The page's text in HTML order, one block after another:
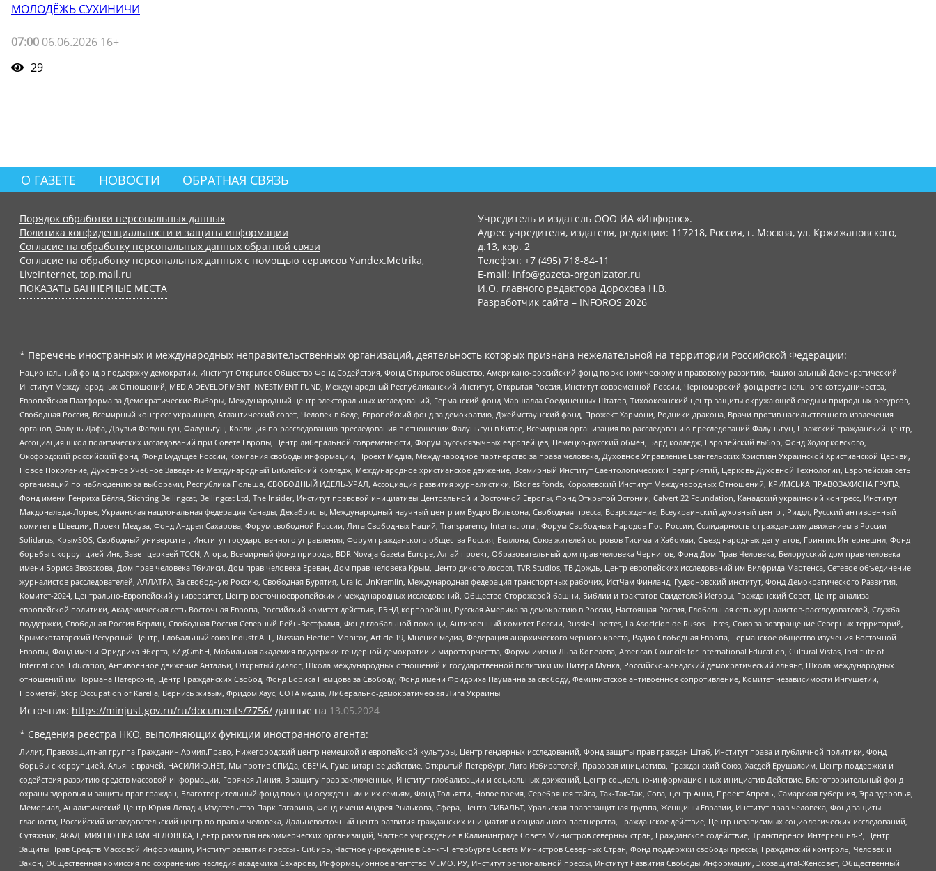
МОЛОДЁЖЬ СУХИНИЧИ
07:00 06.06.2026 16+
29
О ГАЗЕТЕ НОВОСТИ ОБРАТНАЯ СВЯЗЬ
Порядок обработки персональных данных
Политика конфиденциальности и защиты информации
Согласие на обработку персональных данных обратной связи
Согласие на обработку персональных данных с помощью сервисов Yandex.Metrika,
LiveInternet, top.mail.ru
ПОКАЗАТЬ БАННЕРНЫЕ МЕСТА
Учредитель и издатель ООО ИА «Инфорос».
Адрес учредителя, издателя, редакции: 117218, Россия, г. Москва, ул. Кржижановского,
д.13, кор. 2
Телефон: +7 (495) 718-84-11
E-mail: info@gazeta-organizator.ru
И.О. главного редактора Дорохова Н.В.
Разработчик сайта – INFOROS 2026
* Перечень иностранных и международных неправительственных организаций, деятельность которых признана нежелательной на территории Российской Федерации:
Национальный фонд в поддержку демократии, Институт Открытое Общество Фонд Содействия, Фонд Открытое общество, Американо-российский фонд по экономическому и правовому развитию, Национальный Демократический
Институт Международных Отношений, MEDIA DEVELOPMENT INVESTMENT FUND, Международный Республиканский Институт, Открытая Россия, Институт современной России, Черноморский фонд регионального сотрудничества,
Европейская Платформа за Демократические Выборы, Международный центр электоральных исследований, Германский фонд Маршалла Соединенных Штатов, Тихоокеанский центр защиты окружающей среды и природных ресурсов,
Свободная Россия, Всемирный конгресс украинцев, Атлантический совет, Человек в беде, Европейский фонд за демократию, Джеймстаунский фонд, Прожект Хармони, Родники дракона, Врачи против насильственного извлечения
органов, Фалунь Дафа, Друзья Фалуньгун, Фалуньгун, Коалиция по расследованию преследования в отношении Фалуньгун в Китае, Всемирная организация по расследованию преследований Фалуньгун, Пражский гражданский центр,
Ассоциация школ политических исследований при Совете Европы, Центр либеральной современности, Форум русскоязычных европейцев, Немецко-русский обмен, Бард колледж, Европейский выбор, Фонд Ходорковского,
Оксфордский российский фонд, Фонд Будущее России, Компания свободы информации, Проект Медиа, Международное партнерство за права человека, Духовное Управление Евангельских Христиан Украинской Христианской Церкви,
Новое Поколение, Духовное Учебное Заведение Международный Библейский Колледж, Международное христианское движение, Всемирный Институт Саентологических Предприятий, Церковь Духовной Технологии, Европейская сеть
организаций по наблюдению за выборами, Республика Польша, СВОБОДНЫЙ ИДЕЛЬ-УРАЛ, Ассоциация развития журналистики, IStories fonds, Королевский Институт Международных Отношений, КРИМСЬКА ПРАВОЗАХИСНА ГРУПА,
Фонд имени Генриха Бёлля, Stichting Bellingcat, Bellingcat Ltd, The Insider, Институт правовой инициативы Центральной и Восточной Европы, Фонд Открытой Эстонии, Calvert 22 Foundation, Канадский украинский конгресс, Институт
Макдональда-Лорье, Украинская национальная федерация Канады, Декабристы, Международный научный центр им Вудро Вильсона, Свободная пресса, Возрождение, Всеукраинский духовный центр , Риддл, Русский антивоенный
комитет в Швеции, Проект Медуза, Фонд Андрея Сахарова, Форум свободной России, Лига Свободных Наций, Transparеncy International, Форум Свободных Народов ПостРоссии, Солидарность с гражданским движением в России –
Solidarus, КрымSOS, Свободный университет, Институт государственного управления, Форум гражданского общества Россия, Беллона, Союз жителей островов Тисима и Хабомаи, Съезд народных депутатов, Гринпис Интернешнл, Фонд
борьбы с коррупцией Инк, Завет церквей TCCN, Агора, Всемирный фонд природы, BDR Novaja Gazeta-Europe, Алтай проект, Образовательный дом прав человека Чернигов, Фонд Дом Прав Человека, Белорусский дом прав человека
имени Бориса Звозскова, Дом прав человека Тбилиси, Дом прав человека Ереван, Дом прав человека Крым, Центр дикого лосося, TVR Studios, ТВ Дождь, Центр европейских исследований им Вилфрида Мартенса, Сетевое объединение
журналистов расследователей, АЛЛАТРА, За свободную Россию, Свободная Бурятия, Uralic, UnKremlin, Международная федерация транспортных рабочих, ИстЧам Финланд, Гудзоновский институт, Фонд Демократического Развития,
Комитет-2024, Центрально-Европейский университет, Центр восточноевропейских и международных исследований, Общество Сторожевой башни, Библии и трактатов Свидетелей Иеговы, Гражданский Совет, Центр анализа
европейской политики, Академическая сеть Восточная Европа, Российский комитет действия, РЭНД корпорейшн, Русская Америка за демократию в России, Настоящая Россия, Глобальная сеть журналистов-расследователей, Служба
поддержки, Свободная Россия Берлин, Свободная Россия Северный Рейн-Вестфалия, Фонд глобальной помощи, Антивоенный комитет России, Russie-Libertes, La Asocicion de Rusos Libres, Союз за возвращение Северных территорий,
Крымскотатарский Ресурсный Центр, Глобальный союз IndustriALL, Russian Election Monitor, Article 19, Мнение медиа, Федерация анархического черного креста, Радио Свободная Европа, Германское общество изучения Восточной
Европы, Фонд имени Фридриха Эберта, XZ gGmbH, Мобильная академия поддержки гендерной демократии и миротворчества, Форум имени Льва Копелева, American Councils for International Education, Cultural Vistas, Institute of
International Education, Антивоенное движение Антальи, Открытый диалог, Школа международных отношений и государственной политики им Питера Мунка, Российско-канадский демократический альянс, Школа международных
отношений им Нормана Патерсона, Центр Гражданских Свобод, Фонд Бориса Немцова за Свободу, Фонд имени Фридриха Науманна за свободу, Феминистское антивоенное сопротивление, Комитет независимости Ингушетии,
Прометей, Stop Occupation of Karelia, Вернись живым, Фридом Хаус, СОТА медиа, Либерально-демократическая Лига Украины
Источник: https://minjust.gov.ru/ru/documents/7756/ данные на 13.05.2024
* Сведения реестра НКО, выполняющих функции иностранного агента:
Лилит, Правозащитная группа Гражданин.Армия.Право, Нижегородский центр немецкой и европейской культуры, Центр гендерных исследований, Фонд защиты прав граждан Штаб, Институт права и публичной политики, Фонд
борьбы с коррупцией, Альянс врачей, НАСИЛИЮ.НЕТ, Мы против СПИДа, СВЕЧА, Гуманитарное действие, Открытый Петербург, Лига Избирателей, Правовая инициатива, Гражданский Союз, Хасдей Ерушалаим, Центр поддержки и
содействия развитию средств массовой информации, Горячая Линия, В защиту прав заключенных, Институт глобализации и социальных движений, Центр социально-информационных инициатив Действие, Благотворительный фонд
охраны здоровья и защиты прав граждан, Благотворительный фонд помощи осужденным и их семьям, Фонд Тольятти, Новое время, Серебряная тайга, Так-Так-Так, Сова, центр Анна, Проект Апрель, Самарская губерния, Эра здоровья,
Мемориал, Аналитический Центр Юрия Левады, Издательство Парк Гагарина, Фонд имени Андрея Рылькова, Сфера, Центр СИБАЛЬТ, Уральская правозащитная группа, Женщины Евразии, Институт прав человека, Фонд защиты
гласности, Российский исследовательский центр по правам человека, Дальневосточный центр развития гражданских инициатив и социального партнерства, Гражданское действие, Центр независимых социологических исследований,
Сутяжник, АКАДЕМИЯ ПО ПРАВАМ ЧЕЛОВЕКА, Центр развития некоммерческих организаций, Частное учреждение в Калининграде Совета Министров северных стран, Гражданское содействие, Трансперенси Интернешнл-Р, Центр
Защиты Прав Средств Массовой Информации, Институт развития прессы - Сибирь, Частное учреждение в Санкт-Петербурге Совета Министров Северных Стран, Фонд поддержки свободы прессы, Гражданский контроль, Человек и
Закон, Общественная комиссия по сохранению наследия академика Сахарова, Информационное агентство МЕМО. РУ, Институт региональной прессы, Институт Развития Свободы Информации, Экозащита!-Женсовет, Общественный